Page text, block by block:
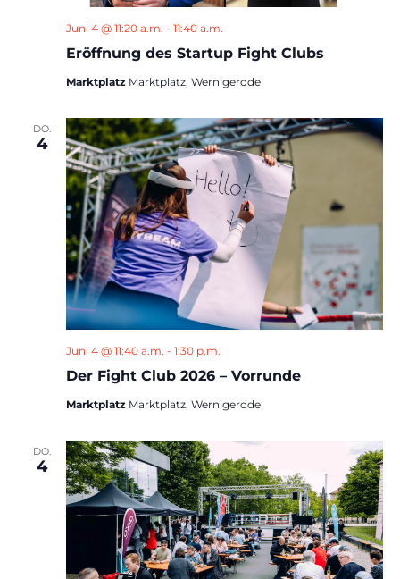
Eröffnung des Startup Fight Clubs
Juni 4 @ 11:20 a.m. - 11:40 a.m.
Marktplatz Marktplatz, Wernigerode
DO.
4
Der Fight Club 2026 – Vorrunde
Juni 4 @ 11:40 a.m. - 1:30 p.m.
Marktplatz Marktplatz, Wernigerode
DO.
4